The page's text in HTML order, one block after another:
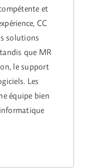
et
CC
solutions
que MR
le support
Les
équipe bien